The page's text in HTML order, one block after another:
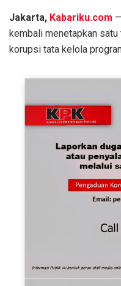
Jakarta, Kabariku.com
kembali menetapkan
korupsi tata kelola